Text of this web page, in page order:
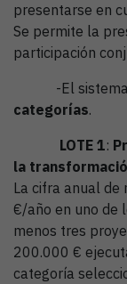
presentarse en
Se permite la
participación
-El sistema
categorías.
LOTE 1:
la
La cifra anual de
€/año en uno de
menos tres
200.000 €
categoría